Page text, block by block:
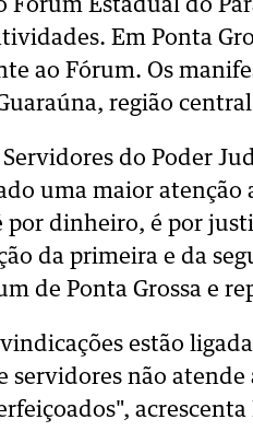
Fórum Estadual do
Em Ponta
ao Fórum. Os
região
do Poder
uma maior
por dinheiro, é por
da primeira e da
de Ponta Grossa e
estão
servidores não atende